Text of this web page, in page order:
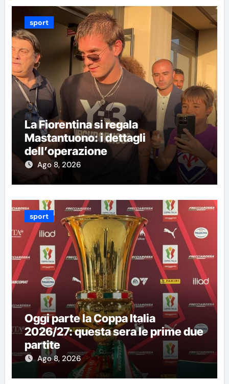
sport
La Fiorentina si regala
Mastantuono: i dettagli
dell’operazione
Ago 8, 2026
sport
Oggi parte la Coppa Italia
2026/27: questa sera le prime due
partite
Ago 8, 2026